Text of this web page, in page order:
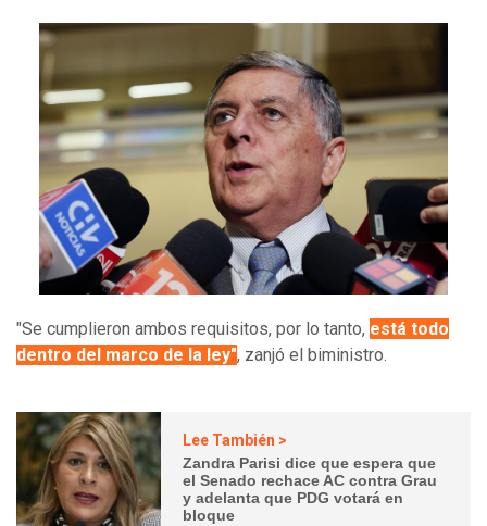
"Se cumplieron ambos requisitos, por lo tanto, está todo
dentro del marco de la ley", zanjó el biministro.
Lee También >
Zandra Parisi dice que espera que
el Senado rechace AC contra Grau
y adelanta que PDG votará en
bloque